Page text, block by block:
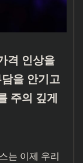
격 인상을
을 안기고
주의 깊게
는 이제 우리